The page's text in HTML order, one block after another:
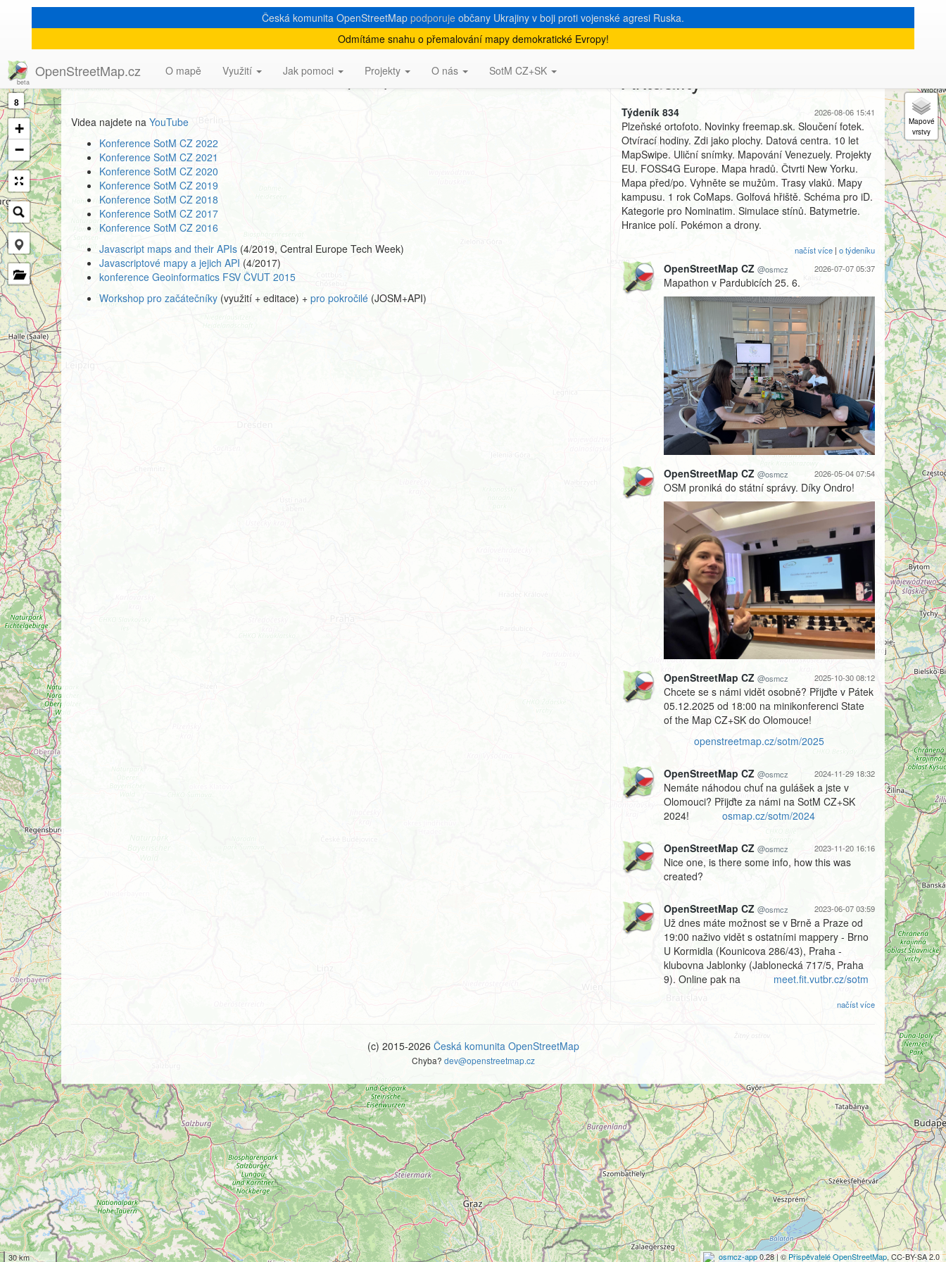
Česká komunita OpenStreetMap podporuje občany Ukrajiny v boji proti vojenské agresi Ruska.
Odmítáme snahu o přemalování mapy demokratické Evropy!
OpenStreetMap.cz O mapě Využití Jak pomoci Projekty O nás SotM CZ+SK
8
+
−
30 km osmcz-app0.28 | © Přispěvatelé OpenStreetMap, CC-BY-SA 2.0
Videa o OpenStreetMap(.cz)
Videa najdete na YouTube
Konference SotM CZ 2022
Konference SotM CZ 2021
Konference SotM CZ 2020
Konference SotM CZ 2019
Konference SotM CZ 2018
Konference SotM CZ 2017
Konference SotM CZ 2016
Javascript maps and their APIs (4/2019, Central Europe Tech Week)
Javascriptové mapy a jejich API (4/2017)
konference Geoinformatics FSV ČVUT 2015
Workshop pro začátečníky (využití + editace) + pro pokročilé (JOSM+API)
Aktuality
2026-08-06 15:41
Týdeník 834
Plzeňské ortofoto. Novinky freemap.sk. Sloučení fotek.
Otvírací hodiny. Zdi jako plochy. Datová centra. 10 let
MapSwipe. Uliční snímky. Mapování Venezuely. Projekty
EU. FOSS4G Europe. Mapa hradů. Čtvrti New Yorku.
Mapa před/po. Vyhněte se mužům. Trasy vlaků. Mapy
kampusu. 1 rok CoMaps. Golfová hřiště. Schéma pro iD.
Kategorie pro Nominatim. Simulace stínů. Batymetrie.
Hranice polí. Pokémon a drony.
načíst více| o týdeníku
2026-07-07 05:37
OpenStreetMap CZ @osmcz
Mapathon v Pardubicích 25. 6.
2026-05-04 07:54
OpenStreetMap CZ @osmcz
OSM proniká do státní správy. Díky Ondro!
2025-10-30 08:12
OpenStreetMap CZ @osmcz
Chcete se s námi vidět osobně? Přijďte v Pátek
05.12.2025 od 18:00 na minikonferenci State
of the Map CZ+SK do Olomouce!
openstreetmap.cz/sotm/2025
2024-11-29 18:32
OpenStreetMap CZ @osmcz
Nemáte náhodou chuť na gulášek a jste v
Olomouci? Přijďte za námi na SotM CZ+SK
2024!
osmap.cz/sotm/2024
2023-11-20 16:16
OpenStreetMap CZ @osmcz
Nice one, is there some info, how this was
created?
2023-06-07 03:59
OpenStreetMap CZ @osmcz
Už dnes máte možnost se v Brně a Praze od
19:00 naživo vidět s ostatními mappery - Brno
U Kormidla (Kounicova 286/43), Praha -
klubovna Jablonky (Jablonecká 717/5, Praha
9). Online pak na
meet.fit.vutbr.cz/sotm
načíst více
(c) 2015-2026 Česká komunita OpenStreetMap
Chyba? dev@openstreetmap.cz